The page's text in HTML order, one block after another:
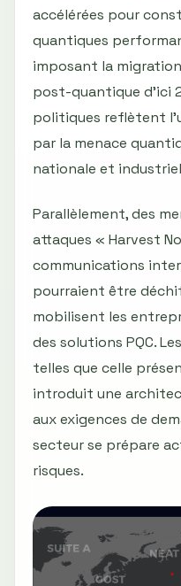
accélérées pour
quantiques
imposant la
post-quantique d'ici
politiques reflètent
par la menace
nationale et
Parallèlement, des
attaques « Harvest
communications
pourraient être
mobilisent les
des solutions PQC.
telles que celle
introduit une
aux exigences de
secteur se prépare
risques.